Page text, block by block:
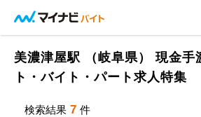
美濃津屋駅 （岐阜県） 現金手
ト・バイト・パート求人特集
検索結果 7 件